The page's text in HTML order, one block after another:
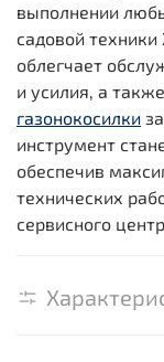
выполнении
садовой
облегчает
и усилия, а
газонокосилки
инструмент
обеспечив
технических
сервисного